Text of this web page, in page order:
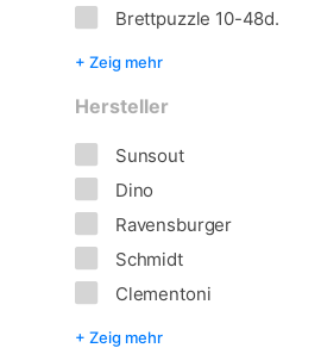
Brettpuzzle 10-48d.
+ Zeig mehr
Hersteller
Sunsout
Dino
Ravensburger
Schmidt
Clementoni
+ Zeig mehr